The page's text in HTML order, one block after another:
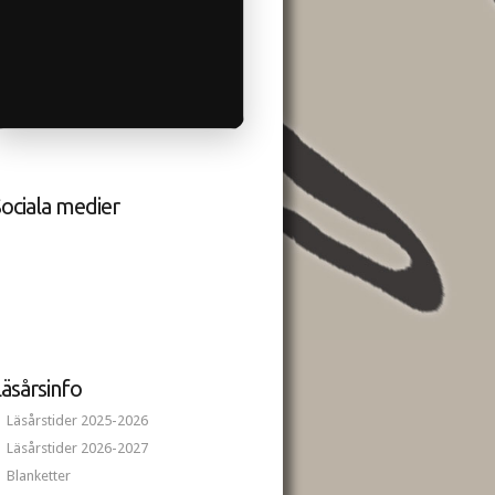
medier
Läsårstider 2025-2026
Läsårstider 2026-2027
Blanketter